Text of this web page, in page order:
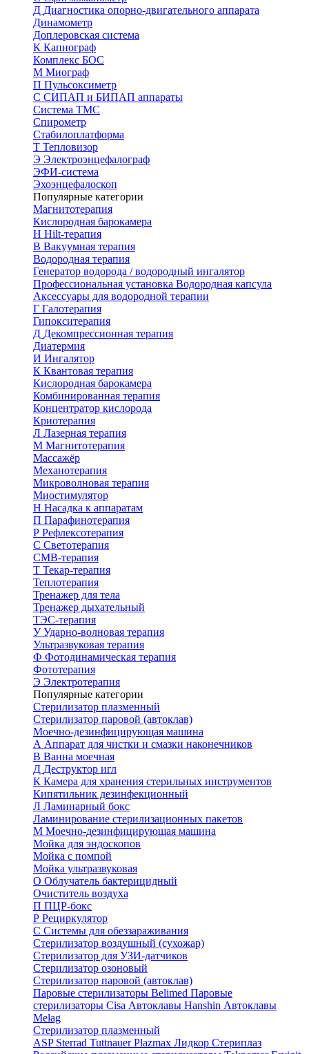
Д Диагностика опорно-двигательного аппарата
Динамометр
Доплеровская система
К Капнограф
Комплекс БОС
М Миограф
П Пульсоксиметр
С СИПАП и БИПАП аппараты
Система ТМС
Спирометр
Стабилоплатформа
Т Тепловизор
Э Электроэнцефалограф
ЭФИ-система
Эхоэнцефалоскоп
Популярные категории
Магнитотерапия
Кислородная барокамера
H Hilt-терапия
В Вакуумная терапия
Водородная терапия
Генератор водорода / водородный ингалятор
Профессиональная установка Водородная капсула
Аксессуары для водородной терапии
Г Галотерапия
Гипокситерапия
Д Декомпрессионная терапия
Диатермия
И Ингалятор
К Квантовая терапия
Кислородная барокамера
Комбинированная терапия
Концентратор кислорода
Криотерапия
Л Лазерная терапия
М Магнитотерапия
Массажёр
Механотерапия
Микроволновая терапия
Миостимулятор
Н Насадка к аппаратам
П Парафинотерапия
Р Рефлексотерапия
С Светотерапия
СМВ-терапия
Т Текар-терапия
Теплотерапия
Тренажер для тела
Тренажер дыхательный
ТЭС-терапия
УУдарно-волновая терапия
Ультразвуковая терапия
Ф Фотодинамическая терапия
Фототерапия
Э Электротерапия
Популярные категории
Стерилизатор плазменный
Стерилизатор паровой (автоклав)
Моечно-дезинфицирующая машина
А Аппарат для чистки и смазки наконечников
В Ванна моечная
Д Деструктор игл
К Камера для хранения стерильных инструментов
Кипятильник дезинфекционный
Л Ламинарный бокс
Ламинирование стерилизационных пакетов
М Моечно-дезинфицирующая машина
Мойка для эндоскопов
Мойка с помпой
Мойка ультразвуковая
О Облучатель бактерицидный
Очиститель воздуха
П ПЦР-бокс
Р Рециркулятор
С Системы для обеззараживания
Стерилизатор воздушный (сухожар)
Стерилизатор для УЗИ-датчиков
Стерилизатор озоновый
Стерилизатор паровой (автоклав)
Паровые стерилизаторы Belimed Паровые
стерилизаторы Cisa Автоклавы Hanshin Автоклавы
Melag
Стерилизатор плазменный
ASP Sterrad Tuttnauer Plazmax Лидкор Стериплаз